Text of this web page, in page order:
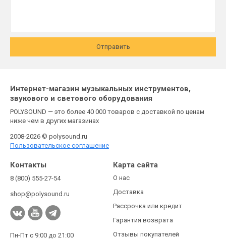
Отправить
Интернет-магазин музыкальных инструментов,
звукового и светового оборудования
POLYSOUND — это более 40 000 товаров с доставкой по ценам
ниже чем в других магазинах
2008-2026 © polysound.ru
Пользовательское соглашение
Контакты
8 (800) 555-27-54
shop@polysound.ru
Пн-Пт с 9:00 до 21:00
Карта сайта
О нас
Доставка
Рассрочка или кредит
Гарантия возврата
Отзывы покупателей